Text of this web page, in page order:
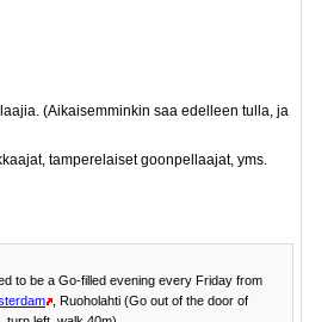
(Aikaisemminkin saa edelleen tulla, ja
tamperelaiset goonpellaajat, yms.
to be a Go-filled evening every Friday from
, Ruoholahti (Go out of the door of